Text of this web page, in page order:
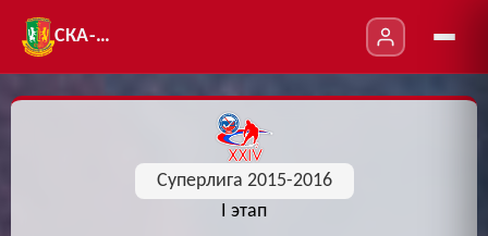
СКА-УТ
Суперлига 2015-2016
I этап